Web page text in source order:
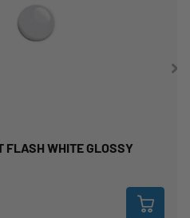
FLASH WHITE GLOSSY